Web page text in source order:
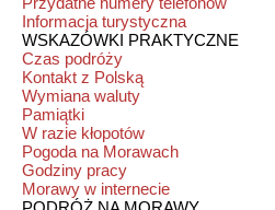
Informacja turystyczna
WSKAZÓWKI PRAKTYCZNE
Czas podróży
Kontakt z Polską
Wymiana waluty
Pamiątki
W razie kłopotów
Pogoda na Morawach
Godziny pracy
Morawy w internecie